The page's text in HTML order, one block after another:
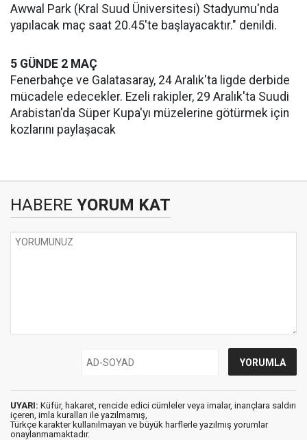
Awwal Park (Kral Suud Üniversitesi) Stadyumu'nda
yapılacak maç saat 20.45'te başlayacaktır." denildi.
5 GÜNDE 2 MAÇ
Fenerbahçe ve Galatasaray, 24 Aralık'ta ligde derbide
mücadele edecekler. Ezeli rakipler, 29 Aralık'ta Suudi
Arabistan'da Süper Kupa'yı müzelerine götürmek için
kozlarını paylaşacak
HABERE YORUM KAT
UYARI: Küfür, hakaret, rencide edici cümleler veya imalar, inançlara saldırı
içeren, imla kuralları ile yazılmamış,
Türkçe karakter kullanılmayan ve büyük harflerle yazılmış yorumlar
onaylanmamaktadır.